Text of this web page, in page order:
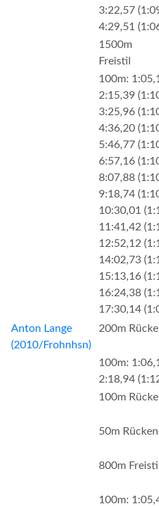
3:22,57
4:29,51
1500m
Freistil
100m:
2:15,39
3:25,96
4:36,20
5:46,77
6:57,16
8:07,88
9:18,74
10:30,01
11:41,42
12:52,12
14:02,73
15:13,16
16:24,38
17:30,14
Anton Lange
(2010/Frohnhsn)
200m
100m:
2:18,94
100m
50m Rücken
800m Freistil
100m: